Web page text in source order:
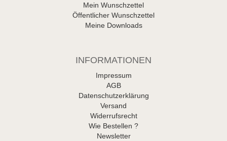
Mein Wunschzettel
Öffentlicher Wunschzettel
Meine Downloads
INFORMATIONEN
Impressum
AGB
Datenschutzerklärung
Versand
Widerrufsrecht
Wie Bestellen ?
Newsletter